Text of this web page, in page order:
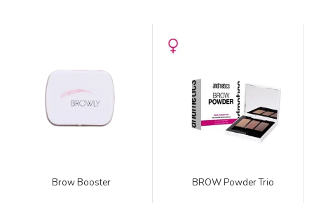
Brow Booster BROW Powder Trio